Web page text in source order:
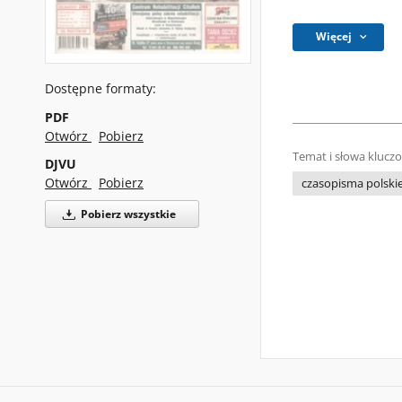
Dostępne formaty:
PDF
Otwórz
Pobierz
DJVU
Otwórz
Pobierz
Pobierz wszystkie
Więcej
Temat i słowa
czasopisma